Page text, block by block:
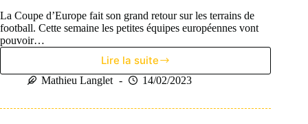
La Coupe d’Europe fait son grand retour sur les terrains de
football. Cette semaine les petites équipes européennes vont
pouvoir…
Lire la suite
Les
trois
à
Mathieu Langlet 14/02/2023